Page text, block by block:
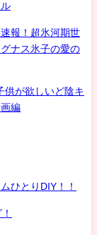
報！超氷河期世
ナス氷子の愛の
供が欲しいど陰キ
編
ひとりDIY！！